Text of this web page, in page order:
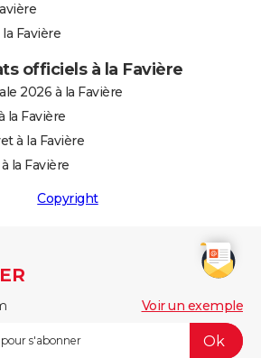
Favière
officiels à la Favière
2026 à la Favière
la Favière
à la Favière
la Favière
Copyright
Voir un exemple